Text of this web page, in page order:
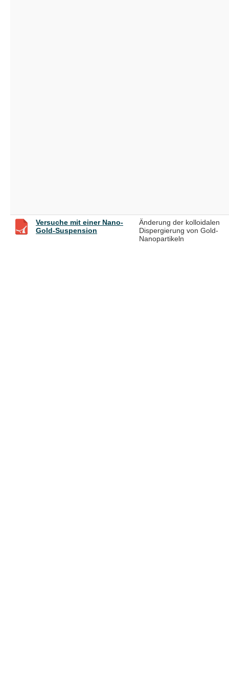
Versuche mit einer Nano-
Gold-Suspension
Änderung der kolloidalen
Dispergierung von Gold-
Nanopartikeln